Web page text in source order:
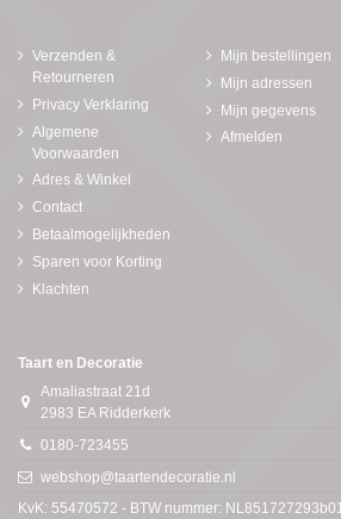
Verzenden &
Retourneren
Privacy Verklaring
Algemene
Voorwaarden
Adres & Winkel
Contact
Betaalmogelijkheden
Sparen voor Korting
Klachten
Mijn bestellingen
Mijn adressen
Mijn gegevens
Afmelden
Taart en Decoratie
Amaliastraat 21d
2983 EA Ridderkerk
0180-723455
webshop@taartendecoratie.nl
KvK: 55470572 - BTW nummer: